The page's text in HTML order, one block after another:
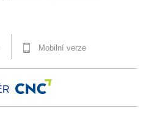
Mobilní verze